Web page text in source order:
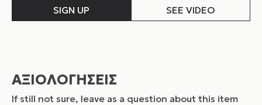
SIGN UP SEE VIDEO
ΑΞΙΟΛΟΓΗΣΕΙΣ
If still not sure, leave as a question about this item